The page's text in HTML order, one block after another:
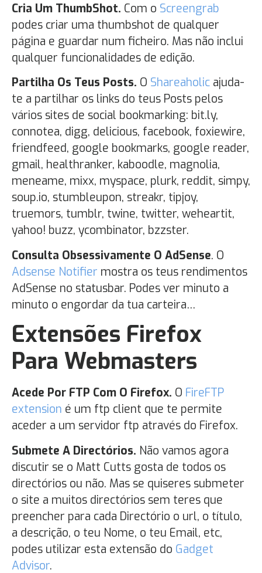
Cria Um ThumbShot. Com o Screengrab
podes criar uma thumbshot de qualquer
página e guardar num ficheiro. Mas não inclui
qualquer funcionalidades de edição.
Partilha Os Teus Posts. O Shareaholic ajuda-
te a partilhar os links do teus Posts pelos
vários sites de social bookmarking: bit.ly,
connotea, digg, delicious, facebook, foxiewire,
friendfeed, google bookmarks, google reader,
gmail, healthranker, kaboodle, magnolia,
meneame, mixx, myspace, plurk, reddit, simpy,
soup.io, stumbleupon, streakr, tipjoy,
truemors, tumblr, twine, twitter, weheartit,
yahoo! buzz, ycombinator, bzzster.
Consulta Obsessivamente O AdSense. O
Adsense Notifier mostra os teus rendimentos
AdSense no statusbar. Podes ver minuto a
minuto o engordar da tua carteira…
Extensões Firefox
Para Webmasters
Acede Por FTP Com O Firefox. O FireFTP
extension é um ftp client que te permite
aceder a um servidor ftp através do Firefox.
Submete A Directórios. Não vamos agora
discutir se o Matt Cutts gosta de todos os
directórios ou não. Mas se quiseres submeter
o site a muitos directórios sem teres que
preencher para cada Directório o url, o título,
a descrição, o teu Nome, o teu Email, etc,
podes utilizar esta extensão do Gadget
Advisor.